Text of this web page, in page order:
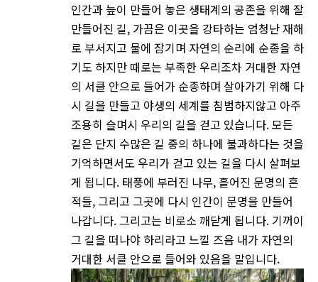
인간과 늪이 만들어 놓은 생태계의 공존을 위해 잘
만들어진 길, 가끔은 이곳을 강타하는 엄청난 재해
로 부서지고 물에 잠기며 자연의 순리에 순종을 하
기도 하지만 때로는 부족한 우리조차 거대한 자연
의 서클 안으로 들어가 순종하며 살아가기 위해 다
시 길을 만들고 야생의 세계를 침범하지않고 아주
조용히 슬며시 우리의 길을 걷고 있습니다. 모든
길은 단지 수많은 길 중의 하나에 불과하다는 것을
기억하면서도 우리가 걷고 있는 길을 다시 살펴보
게 됩니다. 태풍에 부러진 나무, 흩어진 문명의 흔
적들, 그리고 그곳에 다시 인간이 문명을 만들어
나갑니다. 그리고는 비로소 깨닫게 됩니다. 기꺼이
그 길을 떠나야 하리라고 느낄 즈음 내가 자연의
거대한 서클 안으로 들어와 있음을 말입니다.